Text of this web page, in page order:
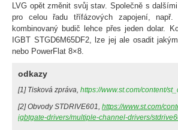
LVG opět změnit svůj stav. Společně s
pro celou řadu třífázových zapojení,
kombinovaný budič lehce přes jeden dolar.
IGBT STGD6M65DF2, lze jej ale osadit
nebo PowerFlat 8×8.
odkazy
[1] Tisková zpráva, https://www.st.com/content/
[2] Obvody STDRIVE601, https://www.st.com/
igbtgate-drivers/multiple-channel-drivers/